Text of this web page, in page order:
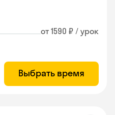
от 1590 ₽ / урок
Выбрать время